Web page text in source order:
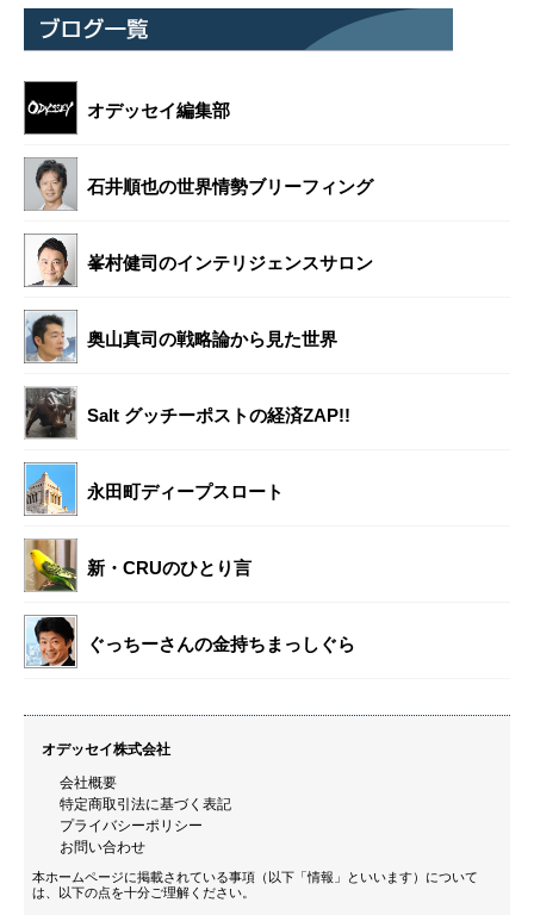
オデッセイ編集部
石井順也の世界情勢ブリーフィング
峯村健司のインテリジェンスサロン
奥山真司の戦略論から見た世界
Salt グッチーポストの経済ZAP!!
永田町ディープスロート
新・CRUのひとり言
ぐっちーさんの金持ちまっしぐら
オデッセイ株式会社
会社概要
特定商取引法に基づく表記
プライバシーポリシー
お問い合わせ
本ホームページに掲載されている事項（以下「情報」といいます）について
は、以下の点を十分ご理解ください。